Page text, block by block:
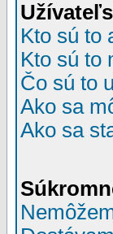
Kto sú to
Kto sú to
Čo sú to
Ako sa
Ako sa